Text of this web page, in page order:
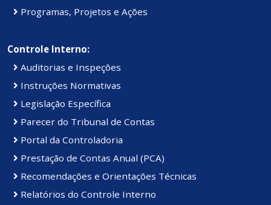
Programas, Projetos e Ações
Controle Interno:
Auditorias e Inspeções
Instruções Normativas
Legislação Específica
Parecer do Tribunal de Contas
Portal da Controladoria
Prestação de Contas Anual (PCA)
Recomendações e Orientações Técnicas
Relatórios do Controle Interno